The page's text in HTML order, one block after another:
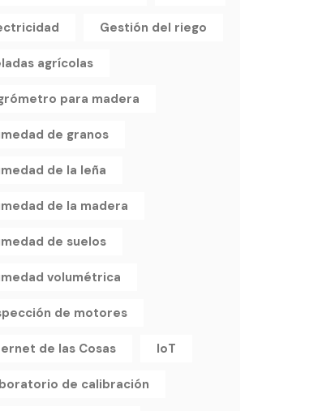
Gestión del riego
agrícolas
para madera
de granos
de la leña
de la madera
de suelos
volumétrica
de motores
de las Cosas IoT
de calibración